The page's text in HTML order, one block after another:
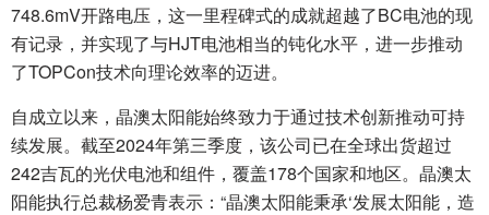
748.6mV开路电压，这一里程碑式的成就超越了BC电池的现
有记录，并实现了与HJT电池相当的钝化水平，进一步推动
了TOPCon技术向理论效率的迈进。
自成立以来，晶澳太阳能始终致力于通过技术创新推动可持
续发展。截至2024年第三季度，该公司已在全球出货超过
242吉瓦的光伏电池和组件，覆盖178个国家和地区。晶澳太
阳能执行总裁杨爱青表示：“晶澳太阳能秉承‘发展太阳能，造